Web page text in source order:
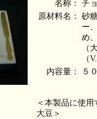
名称：
チ
原材料名：
砂
ー
め
（
（
内容量：
５
＜本製品に使
大豆＞